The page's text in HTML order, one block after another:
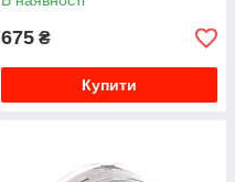
675 ₴
Купити